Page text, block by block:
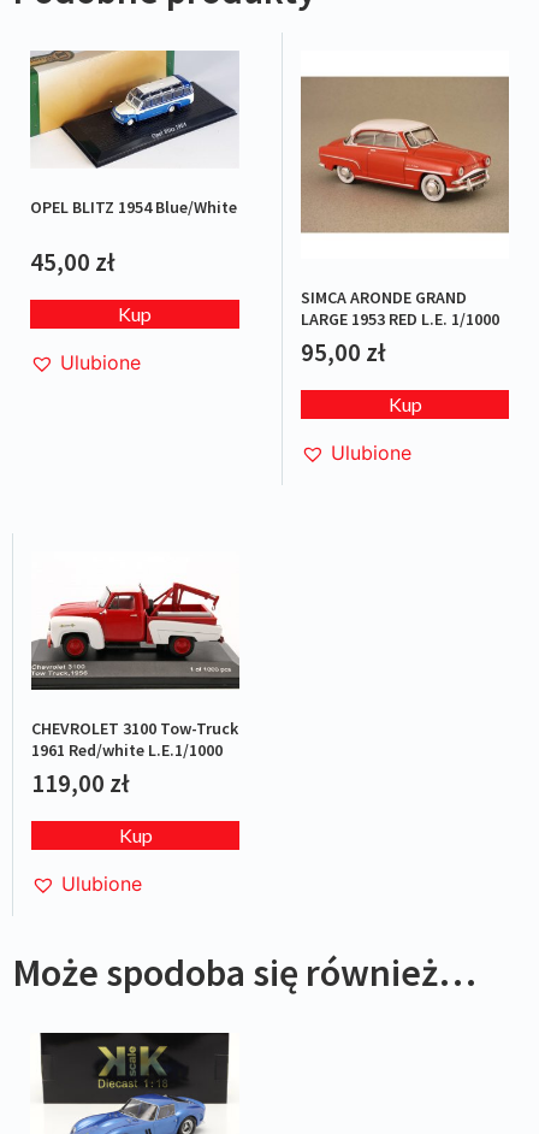
OPEL BLITZ 1954 Blue/White
45,00 zł
Kup
Ulubione
SIMCA ARONDE GRAND
LARGE 1953 RED L.E. 1/1000
95,00 zł
Kup
Ulubione
CHEVROLET 3100 Tow-Truck
1961 Red/white L.E.1/1000
119,00 zł
Kup
Ulubione
Może spodoba się również…